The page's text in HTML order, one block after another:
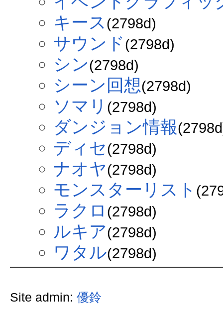
キース (2798d)
サウンド(2798d)
シン(2798d)
シーン回想(2798d)
ソマリ (2798d)
ダンジョン情報
ディセ(2798d)
ナオヤ(2798d)
モンスターリスト
ラクロ (2798d)
ルキア(2798d)
ワタル(2798d)
Site admin: 優鈴